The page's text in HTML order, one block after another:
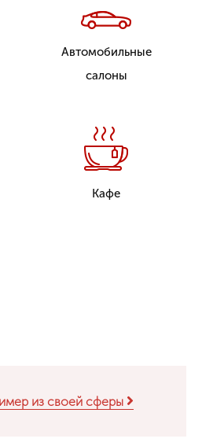
Автомобильные
салоны
Кафе
из своей сферы